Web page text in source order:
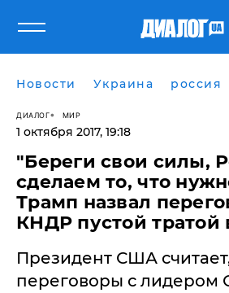
Новости Украина россия
ДИАЛОГ МИР
1 октября 2017, 19:18
"Береги свои силы,
сделаем то, что
Трамп назвал
КНДР пустой тратой
Президент США
переговоры с лидером